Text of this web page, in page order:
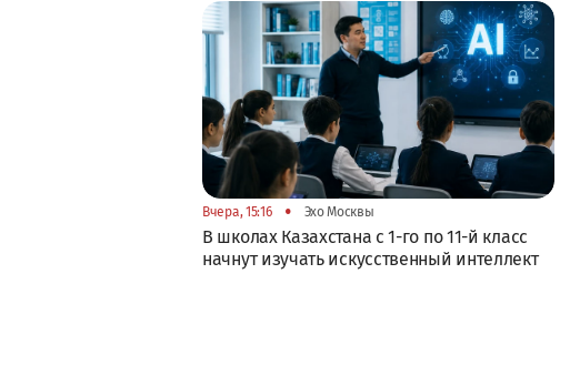
Вчера, 15:16 • Эхо Москвы
В школах Казахстана с 1-го по 11-й класс
начнут изучать искусственный интеллект